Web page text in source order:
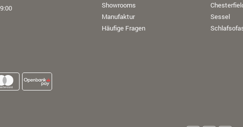
Showrooms
Manufaktur
Häufige Fragen
Sessel